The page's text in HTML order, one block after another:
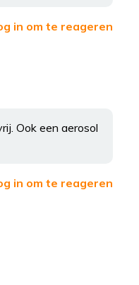
in om te reageren
Ook een aerosol
in om te reageren